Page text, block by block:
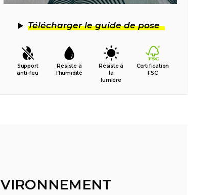
Télécharger le guide de pose
Support
anti-feu
Résiste à
l’humidité
Résiste à
la
lumière
Certification
FSC